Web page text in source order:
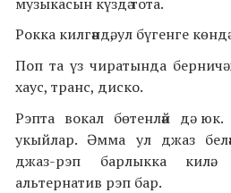
Рокка килгәндә, ул бүгенге
Поп та үз чиратында берничә
хаус, транс, диско.
Рэпта вокал бөтенләй дә
укыйлар. Әмма ул джаз
джаз-рэп барлыкка
альтернатив рэп бар.